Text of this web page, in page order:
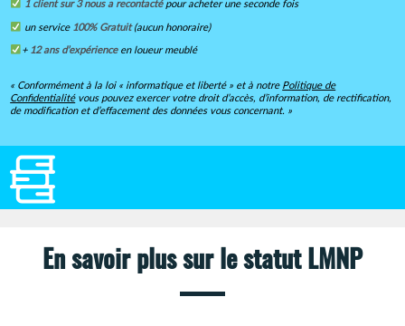
1 client sur 3 nous a recontactépour acheter une seconde fois
un service 100% Gratuit(aucun honoraire)
+12 ans d’expérienceen loueur meublé
« Conformément à la loi « informatique et liberté » et à notre Politique de
Confidentialitévous pouvez exercer votre droit d’accès, d’information, de rectification,
de modification et d’effacement des données vous concernant. »
En savoir plus sur le statut LMNP